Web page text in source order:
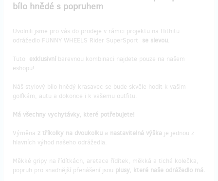
bílo hnědé s popruhem
Uvolnili jsme pro vás do prodeje v rámci projektu na Hithitu
odrážedlo FUNNY WHEELS Rider SuperSport se slevou.
Tuto exklusivní barevnou kombinaci najdete pouze na našem
eshopu!
Náš stylový bílo hnědý krasavec se bude skvěle hodit k vašim
golfkám, autu a dokonce i k vašemu outfitu.
Má všechny vychytávky, které potřebujete!
Výměna z tříkolky na dvoukolku a nastavitelná výška je jednou z
hlavních výhod našeho odrážedla.
Měkké gripy na řídítkách, aretace řídítek, měkká a tichá kolečka,
popruh pro snadnější přenášení jsou plusy, které naše odrážedlo má.